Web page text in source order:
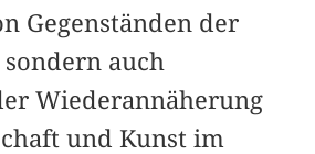
Gegenständen der
auch
Wiederannäherung
und Kunst im